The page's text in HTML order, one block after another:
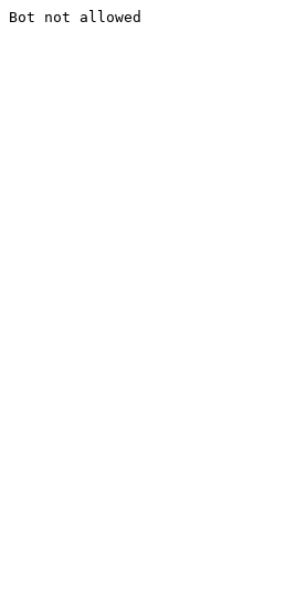
Bot not allowed